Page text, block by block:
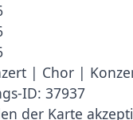
| Chor |
ID: 37937
der Karte